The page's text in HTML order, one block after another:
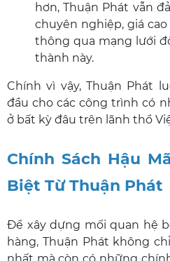
hơn, Thuận Phát vẫn
chuyên nghiệp, giá
thông qua mạng lưới
thành này.
Chính vì vậy, Thuận Phát
đầu cho các công trình có
ở bất kỳ đâu trên lãnh thổ
Chính Sách Hậu
Biệt Từ Thuận Phát
Để xây dựng mối quan hệ
hàng, Thuận Phát không